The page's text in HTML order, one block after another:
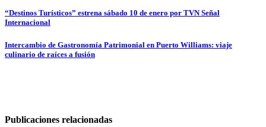
Navegación
de
entradas
“Destinos Turísticos” estrena sábado 10 de enero por TVN Señal
Internacional
Intercambio de Gastronomía Patrimonial en Puerto Williams: viaje
culinario de raíces a fusión
Publicaciones relacionadas